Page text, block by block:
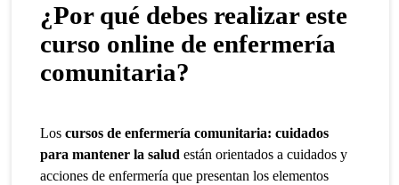
¿Por qué debes realizar este
curso online de enfermería
comunitaria?
Loscursos de enfermería comunitaria: cuidados
para mantener la salud estánorientados a cuidados y
acciones de enfermería que presentan los elementos